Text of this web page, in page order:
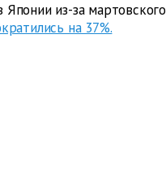
из-за мартовского
на 37%.